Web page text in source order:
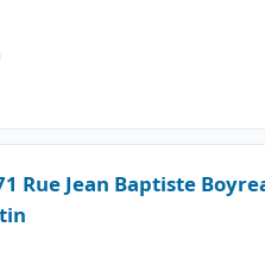
Rue Jean Baptiste